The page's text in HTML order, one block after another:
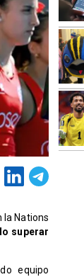
la Nations
superar
equipo